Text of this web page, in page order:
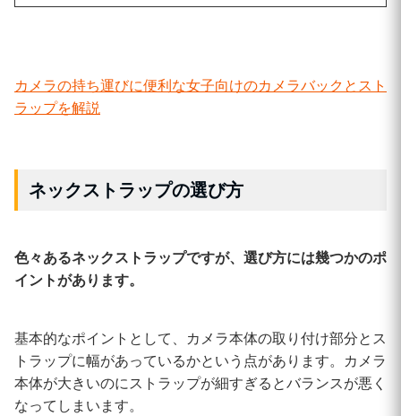
カメラの持ち運びに便利な女子向けのカメラバックとスト
ラップを解説
ネックストラップの選び方
色々あるネックストラップですが、選び方には幾つかのポ
イントがあります。
基本的なポイントとして、カメラ本体の取り付け部分とス
トラップに幅があっているかという点があります。カメラ
本体が大きいのにストラップが細すぎるとバランスが悪く
なってしまいます。